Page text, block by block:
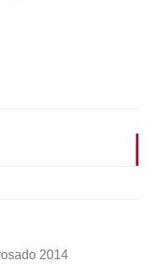
2014